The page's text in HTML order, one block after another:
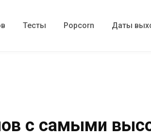
Тесты Popcorn Даты
с самыми